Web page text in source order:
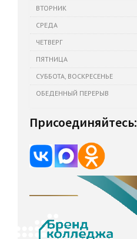
ВТОРНИК
СРЕДА
ЧЕТВЕРГ
ПЯТНИЦА
СУББОТА, ВОСКРЕСЕНЬЕ
ОБЕДЕННЫЙ ПЕРЕРЫВ
Присоединяйтесь: